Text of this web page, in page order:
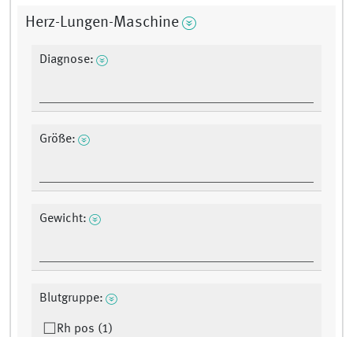
Herz-Lungen-Maschine
Diagnose:
Größe:
Gewicht:
Blutgruppe:
Rh pos (1)